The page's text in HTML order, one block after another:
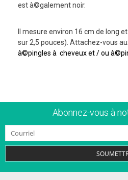
est à©galement noir.
Il mesure environ 16 cm de long
sur 2,5 pouces). Attachez-vous
à©pingles à cheveux et / ou
Abonnez-vous à